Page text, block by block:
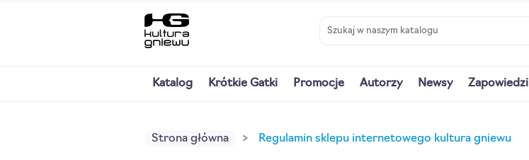
Katalog Krótkie Gatki Promocje Autorzy Newsy Zapowiedzi
Strona główna Regulamin sklepu internetowego kultura gniewu